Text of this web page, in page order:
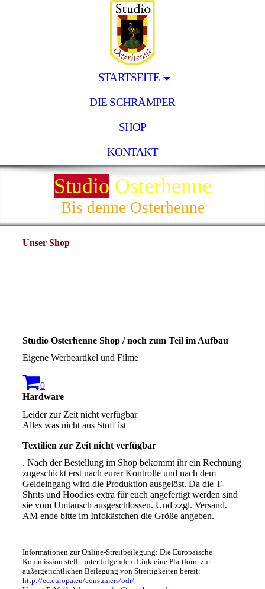
STARTSEITE
DIE SCHRÄMPER
SHOP
KONTAKT
Studio Osterhenne
Bis denne Osterhenne
Unser Shop
Studio Osterhenne Shop / noch zum Teil im Aufbau
Eigene Werbeartikel und Filme
0
Hardware
Leider zur Zeit nicht verfügbar
Alles was nicht aus Stoff ist
Textilien zur Zeit nicht verfügbar
. Nach der Bestellung im Shop bekommt ihr ein Rechnung
zugeschickt erst nach eurer Kontrolle und nach dem
Geldeingang wird die Produktion ausgelöst. Da die T-
Shrits und Hoodies extra für euch angefertigt werden sind
sie vom Umtausch ausgeschlossen. Und zzgl. Versand.
AM ende bitte im Infokästchen die Größe angeben.
Informationen zur Online-Streitbeilegung: Die Europäische
Kommission stellt unter folgendem Link eine Plattform zur
außergerichtlichen Beilegung von Streitigkeiten bereit:
http://ec.europa.eu/consumers/odr/